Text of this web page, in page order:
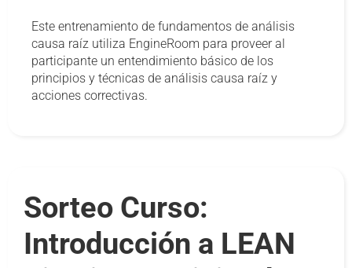
Este entrenamiento de fundamentos de análisis
causa raíz utiliza EngineRoom para proveer al
participante un entendimiento básico de los
principios y técnicas de análisis causa raíz y
acciones correctivas.
Sorteo Curso:
Introducción a LEAN